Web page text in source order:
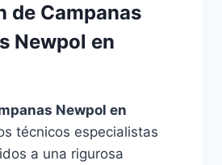
de Campanas
Newpol en
Newpol en
técnicos especialistas
a una rigurosa